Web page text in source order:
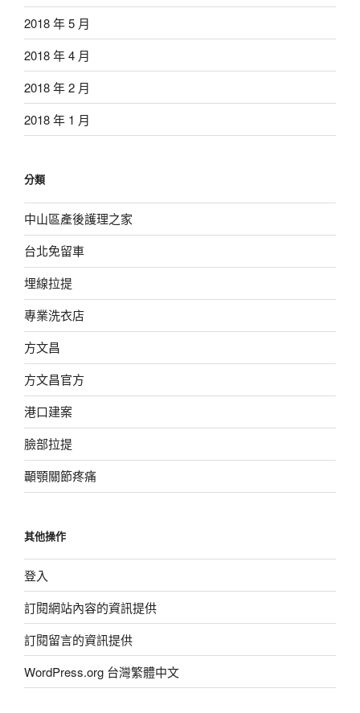
2018 年 5 月
2018 年 4 月
2018 年 2 月
2018 年 1 月
分類
中山區產後護理之家
台北免留車
埋線拉提
專業洗衣店
方文昌
方文昌官方
港口建案
臉部拉提
顳顎關節疼痛
其他操作
登入
訂閱網站內容的資訊提供
訂閱留言的資訊提供
WordPress.org 台灣繁體中文